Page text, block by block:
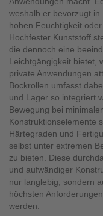
weshalb er bevorzugt
hohen Feuchtigkeit
Hochfester Kunststoff
die dennoch eine
Leichtgängigkeit bietet,
private Anwendungen
Bockrollen umfasst
und Lager so integriert
Bewegung bei
Konstruktionselemente
Härtegraden und
selbst unter extremen
zu bieten. Diese
und aufwändiger
nur langlebig, sondern
höchsten
werden.